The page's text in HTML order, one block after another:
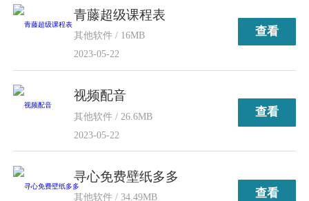
青藤超级课程表
其他软件 / 16MB
2023-05-22
查看
视频配音
其他软件 / 26.6MB
2023-05-22
查看
寻心免费壁纸多多
其他软件 / 34.49MB
查看